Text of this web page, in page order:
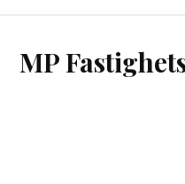
MP